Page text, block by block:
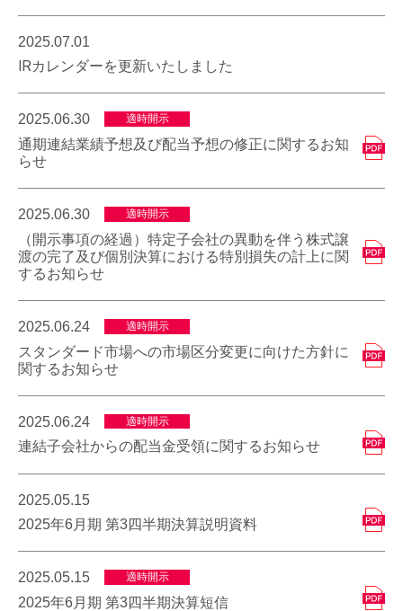
2025.07.01
IRカレンダーを更新いたしました
2025.06.30 適時開示
通期連結業績予想及び配当予想の修正に関するお知
らせ
2025.06.30 適時開示
（開示事項の経過）特定子会社の異動を伴う株式譲
渡の完了及び個別決算における特別損失の計上に関
するお知らせ
2025.06.24 適時開示
スタンダード市場への市場区分変更に向けた方針に
関するお知らせ
2025.06.24 適時開示
連結子会社からの配当金受領に関するお知らせ
2025.05.15
2025年6月期 第3四半期決算説明資料
2025.05.15 適時開示
2025年6月期 第3四半期決算短信